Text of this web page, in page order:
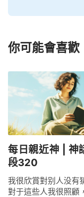
員，人一定要守住
己「能力範圍」以
這些都是人不應該
是荒唐的事，追
嘔、令人唾弃的
才是難能可貴的
的人都當追求的唯
——《話・卷二
你可能會喜歡
每日親近神 | 神
段320
我很欣賞對别人没有
對于這些人我很照顧